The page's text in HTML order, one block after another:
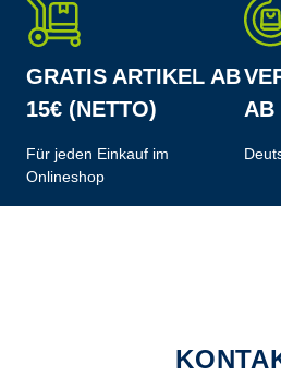
GRATIS ARTIKEL AB
15€ (NETTO)
Für jeden Einkauf im
Onlineshop
AB